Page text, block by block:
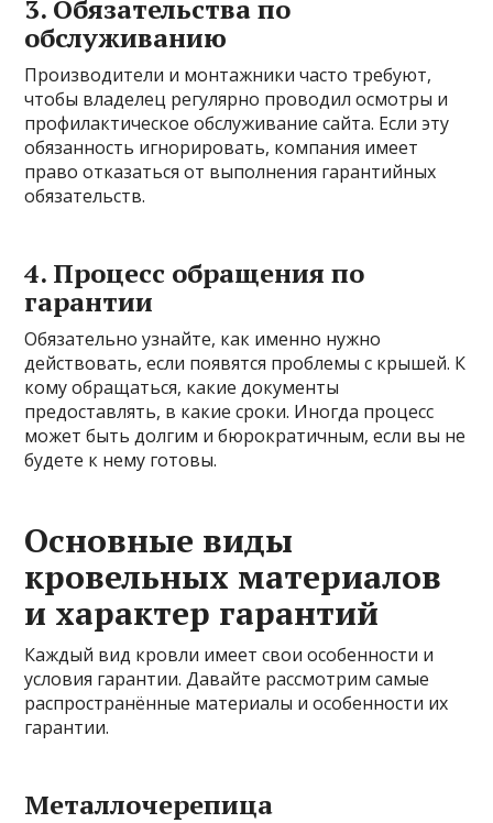
3. Обязательства по
обслуживанию
Производители и монтажники часто требуют,
чтобы владелец регулярно проводил осмотры и
профилактическое обслуживание сайта. Если эту
обязанность игнорировать, компания имеет
право отказаться от выполнения гарантийных
обязательств.
4. Процесс обращения по
гарантии
Обязательно узнайте, как именно нужно
действовать, если появятся проблемы с крышей. К
кому обращаться, какие документы
предоставлять, в какие сроки. Иногда процесс
может быть долгим и бюрократичным, если вы не
будете к нему готовы.
Основные виды
кровельных материалов
и характер гарантий
Каждый вид кровли имеет свои особенности и
условия гарантии. Давайте рассмотрим самые
распространённые материалы и особенности их
гарантии.
Металлочерепица